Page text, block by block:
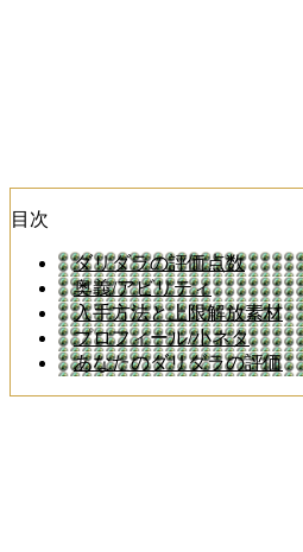
目次
ダリダラの評価点数
奥義/アビリティ
入手方法と上限解放素材
プロフィール/小ネタ
あなたのダリダラの評価